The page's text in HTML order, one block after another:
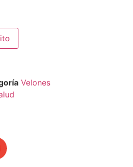
Velones